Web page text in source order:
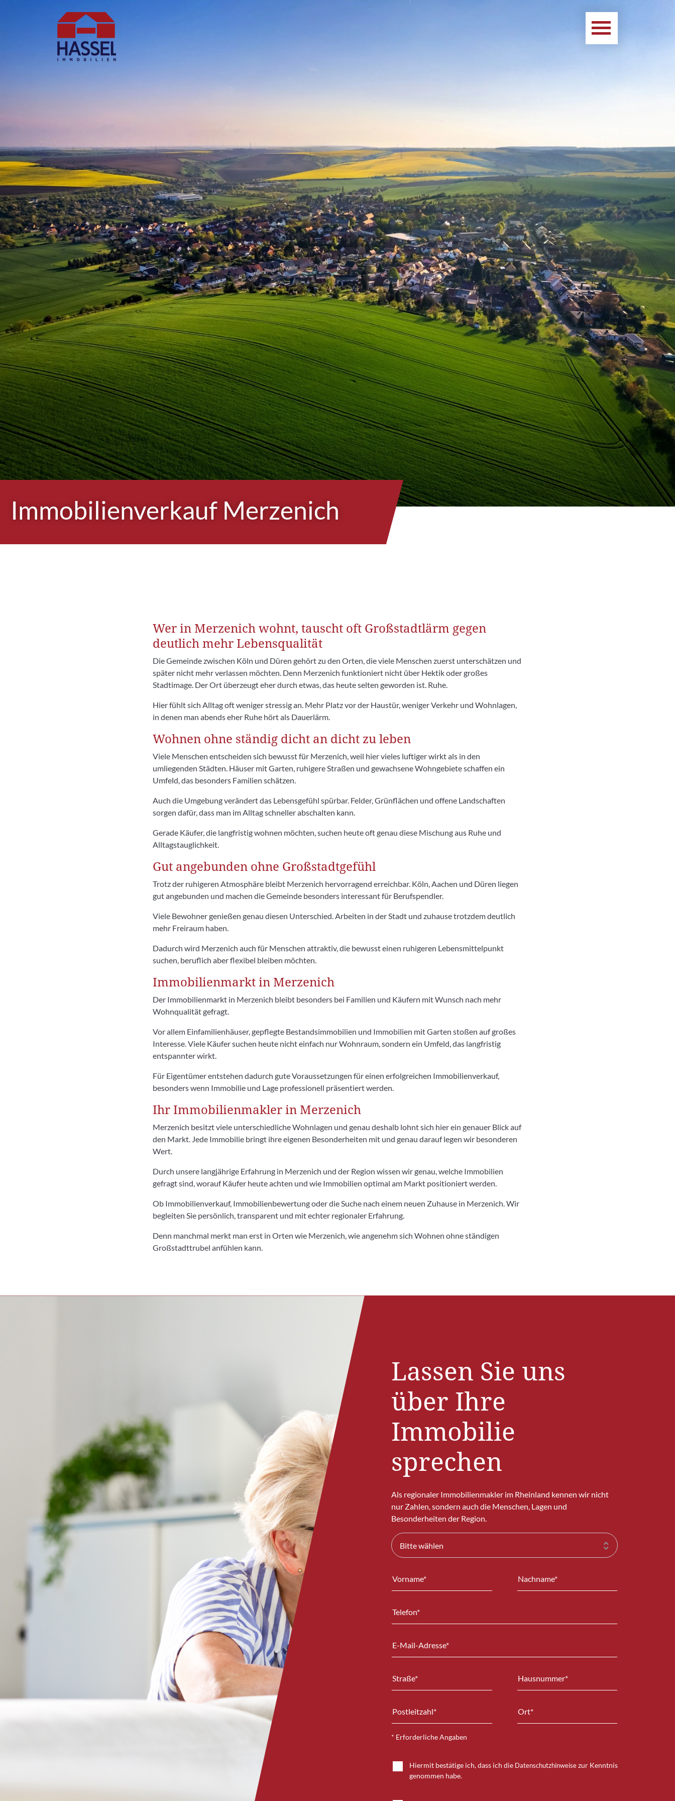
Immobilienverkauf Merzenich
Wer in Merzenich wohnt, tauscht oft Großstadtlärm gegen
deutlich mehr Lebensqualität
Die Gemeinde zwischen Köln und Düren gehört zu den Orten, die viele Menschen zuerst unterschätzen und
später nicht mehr verlassen möchten. Denn Merzenich funktioniert nicht über Hektik oder großes
Stadtimage. Der Ort überzeugt eher durch etwas, das heute selten geworden ist. Ruhe.
Hier fühlt sich Alltag oft weniger stressig an. Mehr Platz vor der Haustür, weniger Verkehr und Wohnlagen,
in denen man abends eher Ruhe hört als Dauerlärm.
Wohnen ohne ständig dicht an dicht zu leben
Viele Menschen entscheiden sich bewusst für Merzenich, weil hier vieles luftiger wirkt als in den
umliegenden Städten. Häuser mit Garten, ruhigere Straßen und gewachsene Wohngebiete schaffen ein
Umfeld, das besonders Familien schätzen.
Auch die Umgebung verändert das Lebensgefühl spürbar. Felder, Grünflächen und offene Landschaften
sorgen dafür, dass man im Alltag schneller abschalten kann.
Gerade Käufer, die langfristig wohnen möchten, suchen heute oft genau diese Mischung aus Ruhe und
Alltagstauglichkeit.
Gut angebunden ohne Großstadtgefühl
Trotz der ruhigeren Atmosphäre bleibt Merzenich hervorragend erreichbar. Köln, Aachen und Düren liegen
gut angebunden und machen die Gemeinde besonders interessant für Berufspendler.
Viele Bewohner genießen genau diesen Unterschied. Arbeiten in der Stadt und zuhause trotzdem deutlich
mehr Freiraum haben.
Dadurch wird Merzenich auch für Menschen attraktiv, die bewusst einen ruhigeren Lebensmittelpunkt
suchen, beruflich aber flexibel bleiben möchten.
Immobilienmarkt in Merzenich
Der Immobilienmarkt in Merzenich bleibt besonders bei Familien und Käufern mit Wunsch nach mehr
Wohnqualität gefragt.
Vor allem Einfamilienhäuser, gepflegte Bestandsimmobilien und Immobilien mit Garten stoßen auf großes
Interesse. Viele Käufer suchen heute nicht einfach nur Wohnraum, sondern ein Umfeld, das langfristig
entspannter wirkt.
Für Eigentümer entstehen dadurch gute Voraussetzungen für einen erfolgreichen Immobilienverkauf,
besonders wenn Immobilie und Lage professionell präsentiert werden.
Ihr Immobilienmakler in Merzenich
Merzenich besitzt viele unterschiedliche Wohnlagen und genau deshalb lohnt sich hier ein genauer Blick auf
den Markt. Jede Immobilie bringt ihre eigenen Besonderheiten mit und genau darauf legen wir besonderen
Wert.
Durch unsere langjährige Erfahrung in Merzenich und der Region wissen wir genau, welche Immobilien
gefragt sind, worauf Käufer heute achten und wie Immobilien optimal am Markt positioniert werden.
Ob Immobilienverkauf, Immobilienbewertung oder die Suche nach einem neuen Zuhause in Merzenich. Wir
begleiten Sie persönlich, transparent und mit echter regionaler Erfahrung.
Denn manchmal merkt man erst in Orten wie Merzenich, wie angenehm sich Wohnen ohne ständigen
Großstadttrubel anfühlen kann.
Lassen Sie uns
über Ihre
Immobilie
sprechen
Als regionaler Immobilienmakler im Rheinland kennen wir nicht
nur Zahlen, sondern auch die Menschen, Lagen und
Besonderheiten der Region.
Bitte wählen
* Erforderliche Angaben
Hiermit bestätige ich, dass ich die Datenschutzhinweisezur Kenntnis
genommen habe.